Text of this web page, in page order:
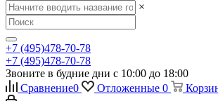
×
+7 (495)478-70-78
+7 (495)478-70-78
Звоните в будние дни с 10:00 до 18:00
Сравнение0 Отложенные 0